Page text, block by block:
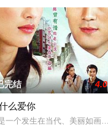
公司里，伊川夏被卷入了阴
的姐姐。安雯在里边刚刚
皇帝与妖女所生，从小受
完结 4.0
么爱你
一个发生在当代、美丽如